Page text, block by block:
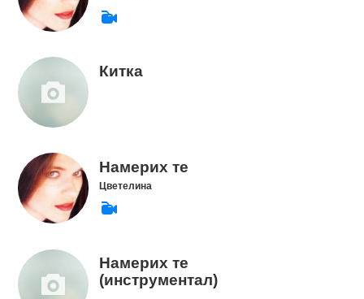
Китка
Намерих те
Цветелина
Намерих те
(инструментал)